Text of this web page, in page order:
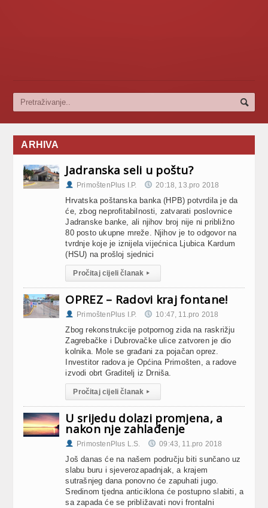
ARHIVA
Jadranska seli u poštu?
PrimoštenPlus I.P. 20:18, 13.pro 2018
Hrvatska poštanska banka (HPB) potvrdila je da
će, zbog neprofitabilnosti, zatvarati poslovnice
Jadranske banke, ali njihov broj nije ni približno
80 posto ukupne mreže. Njihov je to odgovor na
tvrdnje koje je iznijela vijećnica Ljubica Kardum
(HSU) na prošloj sjednici
Pročitaj cijeli članak ▸
OPREZ – Radovi kraj fontane!
PrimoštenPlus I.P. 10:47, 11.pro 2018
Zbog rekonstrukcije potpornog zida na raskrižju
Zagrebačke i Dubrovačke ulice zatvoren je dio
kolnika. Mole se građani za pojačan oprez.
Investitor radova je Općina Primošten, a radove
izvodi obrt Graditelj iz Drniša.
Pročitaj cijeli članak ▸
U srijedu dolazi promjena, a
nakon nje zahlađenje
PrimostenPlus L.S. 09:43, 11.pro 2018
Još danas će na našem području biti sunčano uz
slabu buru i sjeverozapadnjak, a krajem
sutrašnjeg dana ponovno će zapuhati jugo.
Sredinom tjedna anticiklona će postupno slabiti, a
sa zapada će se približavati novi frontalni